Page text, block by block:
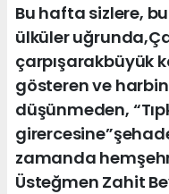
Bu hafta sizlere,
ülküler
çarpışarakbüyük
gösteren ve
düşünmeden,
zamanda
Üsteğmen Zahit